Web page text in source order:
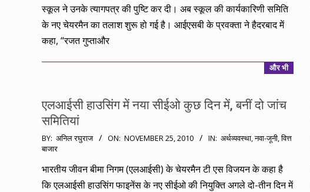
स्कूल ने उनके त्यागपत्र की पुष्टि कर दी। अब स्कूल की कार्यकारिणी समिति
के नए चेयरमैन का तलाश शुरू हो गई है। आईएसबी के प्रवक्ता ने हैदरबाद में
कहा, “रजत गुप्ताऔर
और भी
एलआईसी हाउसिंग में नया सीईओ कुछ दिन में, बनीं दो जांच
समितियां
2010-
11-
25
BY: अनिल रघुराज ON: NOVEMBER 25, 2010 IN: अर्थव्यवस्था,नवा-जूनी,वित्त
बाजार
भारतीय जीवन बीमा निगम (एलआईसी) के चेयरमैन टी एस विजयन के कहा है
कि एलआईसी हाउसिंग फाइनेंस के नए सीईओ की नियुक्ति अगले दो-तीन दिन में